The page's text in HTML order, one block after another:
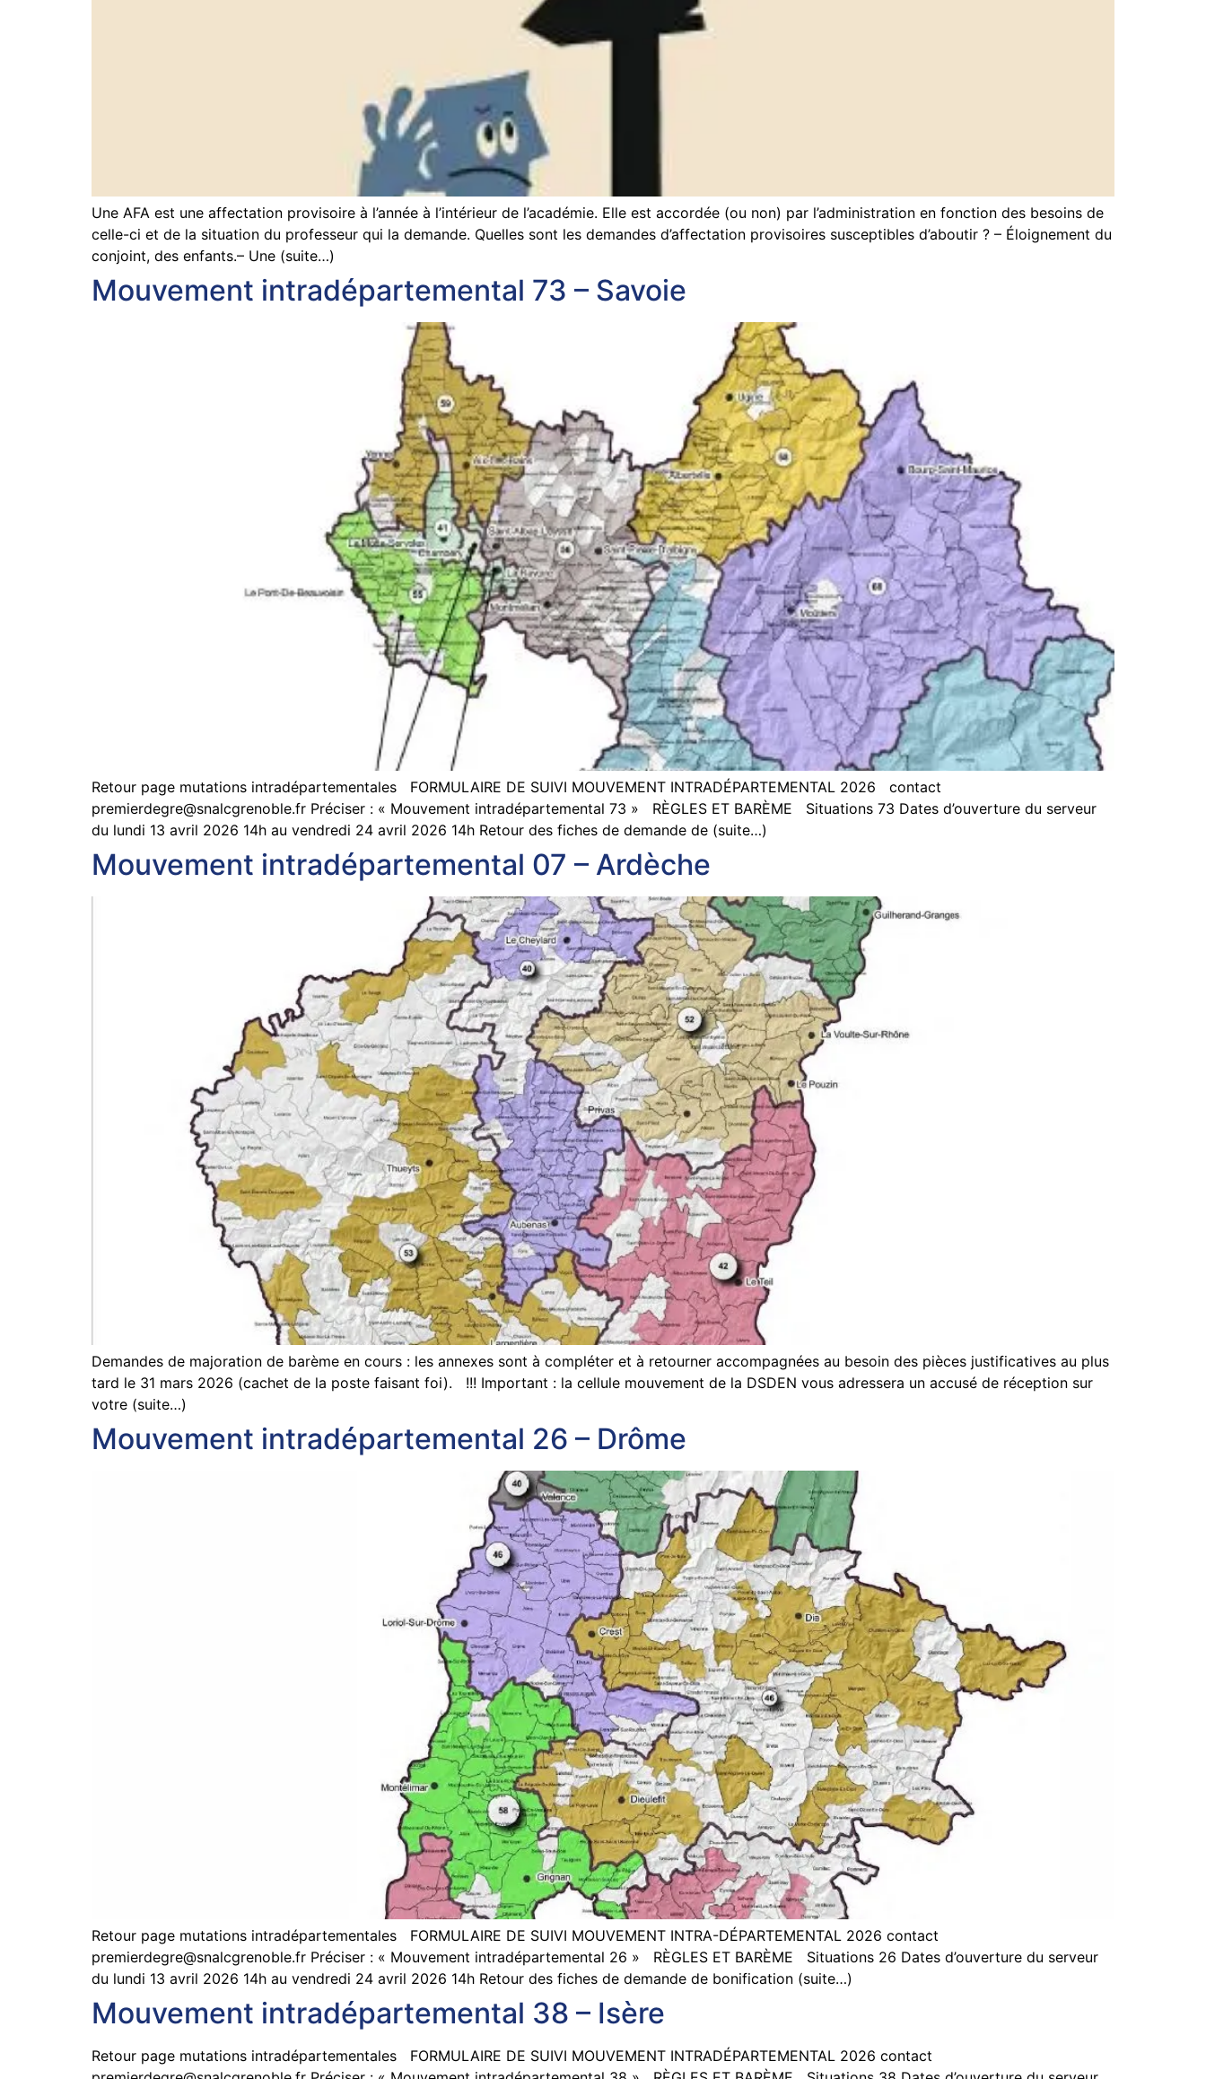
Une AFA est une affectation provisoire à l’année à l’intérieur de l’académie. Elle est accordée (ou non) par l’administration en fonction des besoins de
celle-ci et de la situation du professeur qui la demande. Quelles sont les demandes d’affectation provisoires susceptibles d’aboutir ? – Éloignement du
conjoint, des enfants.– Une (suite…)
Mouvement intradépartemental 73 – Savoie
Retour page mutations intradépartementales FORMULAIRE DE SUIVI MOUVEMENT INTRADÉPARTEMENTAL 2026 contact
premierdegre@snalcgrenoble.fr Préciser : « Mouvement intradépartemental 73 » RÈGLES ET BARÈME Situations 73 Dates d’ouverture du serveur
du lundi 13 avril 2026 14h au vendredi 24 avril 2026 14h Retour des fiches de demande de (suite…)
Mouvement intradépartemental 07 – Ardèche
Demandes de majoration de barème en cours : les annexes sont à compléter et à retourner accompagnées au besoin des pièces justificatives au plus
tard le 31 mars 2026 (cachet de la poste faisant foi). !!! Important : la cellule mouvement de la DSDEN vous adressera un accusé de réception sur
votre (suite…)
Mouvement intradépartemental 26 – Drôme
Retour page mutations intradépartementales FORMULAIRE DE SUIVI MOUVEMENT INTRA-DÉPARTEMENTAL 2026 contact
premierdegre@snalcgrenoble.fr Préciser : « Mouvement intradépartemental 26 » RÈGLES ET BARÈME Situations 26 Dates d’ouverture du serveur
du lundi 13 avril 2026 14h au vendredi 24 avril 2026 14h Retour des fiches de demande de bonification (suite…)
Mouvement intradépartemental 38 – Isère
Retour page mutations intradépartementales FORMULAIRE DE SUIVI MOUVEMENT INTRADÉPARTEMENTAL 2026 contact